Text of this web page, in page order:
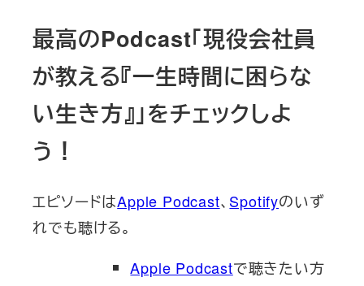
最高のPodcast「現役会社員
が教える『一生時間に困らな
い生き方』」をチェックしよ
う！
エピソードはApple Podcast、 Spotifyのいず
れでも聴ける。
Apple Podcastで聴きたい方